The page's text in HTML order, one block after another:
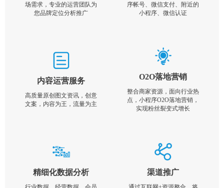
场需求，专业的运营团队为
您品牌定位分析推广
序帐号、微信支付、附近的
小程序、微信认证
内容运营服务
高质量原创图文资讯，创意
文案，内容为王，流量为主
O2O落地营销
整合商家资源，面向行业热
点，小程序O2O落地营销，
实现粉丝裂变式增长
精细化数据分析 渠道推广